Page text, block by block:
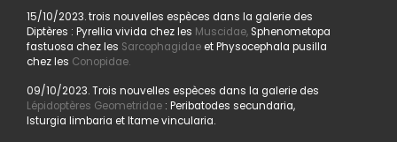
15/10/2023. trois nouvelles espèces dans la galerie des
Diptères : Pyrellia vivida chez les Muscidae,Sphenometopa
fastuosa chez les Sarcophagidaeet Physocephala pusilla
chez les Conopidae.
09/10/2023. Trois nouvelles espèces dans la galerie des
Lépidoptères Geometridae: Peribatodes secundaria,
Isturgia limbaria et Itame vincularia.